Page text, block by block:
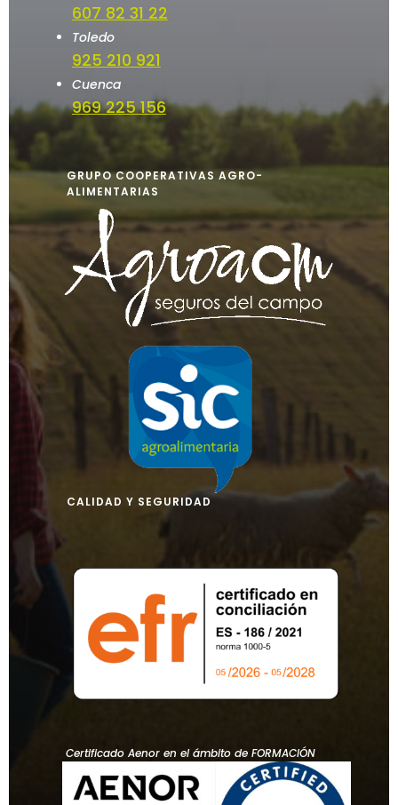
607 82 31 22
Toledo
925 210 921
Cuenca
969 225 156
GRUPO COOPERATIVAS AGRO-
ALIMENTARIAS
CALIDAD Y SEGURIDAD
Certificado Aenor en el ámbito de FORMACIÓN